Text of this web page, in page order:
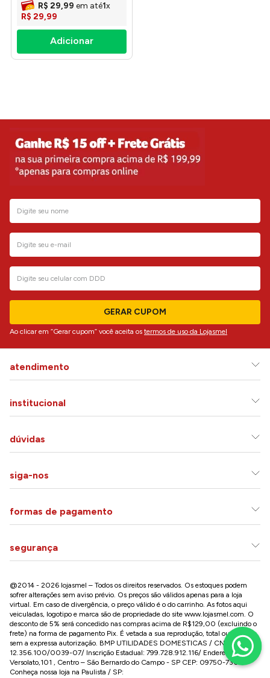
R$ 29,99 em até1x
R$ 29,99
GERAR CUPOM
Ao clicar em “Gerar cupom” você aceita os termos de uso da Lojasmel
atendimento
institucional
dúvidas
siga-nos
formas de pagamento
segurança
@2014 - 2026 lojasmel – Todos os direitos reservados. Os estoques podem
sofrer alterações sem aviso prévio. Os preços são válidos apenas para a loja
virtual. Em caso de divergência, o preço válido é o do carrinho. As fotos aqui
veiculadas, logotipo e marca são de propriedade do site www.lojasmel.com. O
desconto de 5% será concedido nas compras acima de R$129,00 (excluindo o
frete) na forma de pagamento Pix. É vetada a sua reprodução, total ou parcial,
sem a expressa autorização. BMP UTILIDADES DOMESTICAS / CNPJ:
12.356.100/0039-07/ Inscrição Estadual: 799.728.912.116/ Endereço: R José
Versolato,101 , Centro – São Bernardo do Campo - SP CEP: 09750-730
Conheça nossa loja na Paulista / SP: